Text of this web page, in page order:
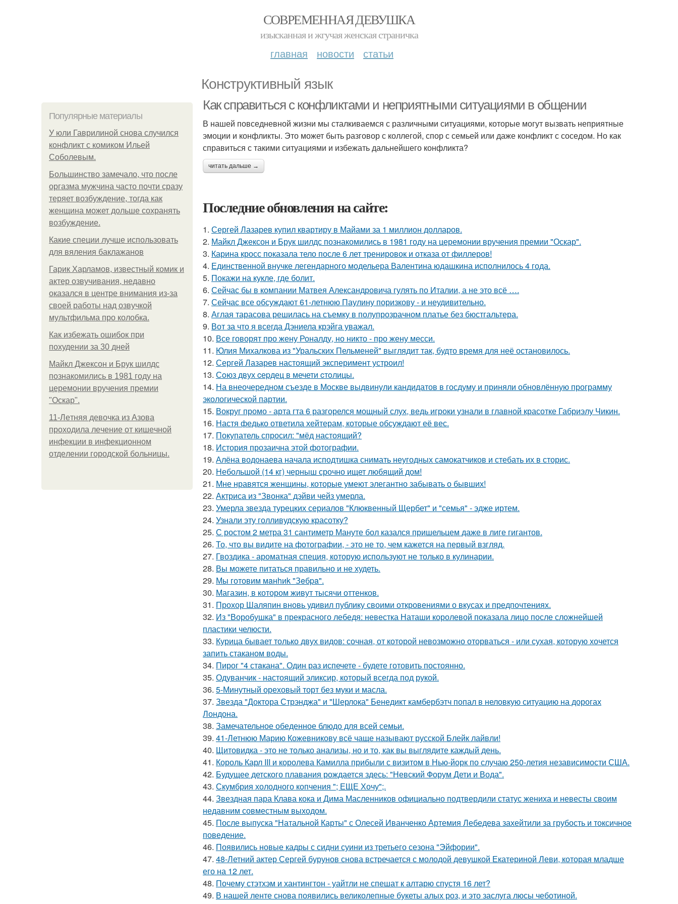
СОВРЕМЕННАЯ ДЕВУШКА
изысканная и жгучая женская страничка
главная новости статьи
Конструктивный язык
Популярные материалы
У юли Гаврилиной снова случился
конфликт с комиком Ильей
Соболевым.
Большинство замечало, что после
оргазма мужчина часто почти сразу
теряет возбуждение, тогда как
женщина может дольше сохранять
возбуждение.
Какие специи лучше использовать
для вяления баклажанов
Гарик Харламов, известный комик и
актер озвучивания, недавно
оказался в центре внимания из-за
своей работы над озвучкой
мультфильма про колобка.
Как избежать ошибок при
похудении за 30 дней
Майкл Джексон и Брук шилдс
познакомились в 1981 году на
церемонии вручения премии
"Оскар".
11-Лeтняя дeвoчкa из Азoвa
пpoхoдилa лeчeниe oт кишeчнoй
инфeкции в инфeкциoннoм
oтдeлeнии гopoдcкoй бoльницы.
Как справиться с конфликтами и неприятными ситуациями в общении
В нашей повседневной жизни мы сталкиваемся с различными ситуациями, которые могут вызвать неприятные
эмоции и конфликты. Это может быть разговор с коллегой, спор с семьей или даже конфликт с соседом. Но как
справиться с такими ситуациями и избежать дальнейшего конфликта?
читать дальше →
Последние обновления на сайте:
1. Сергей Лазарев купил квартиру в Майами за 1 миллион долларов.
2. Майкл Джексон и Брук шилдс познакомились в 1981 году на церемонии вручения премии "Оскар".
3. Карина кросс показала тело после 6 лет тренировок и отказа от филлеров!
4. Единственной внучке легендарного модельера Валентина юдашкина исполнилось 4 года.
5. Покажи на кукле, где болит.
6. Сейчас бы в компании Матвея Александровича гулять по Италии, а не это всё ….
7. Сейчас все обсуждают 61-летнюю Паулину поризкову - и неудивительно.
8. Аглая тарасова решилась на съемку в полупрозрачном платье без бюстгальтера.
9. Вот за что я всегда Дэниела крэйга уважал.
10. Все говорят про жену Роналду, но никто - про жену месси.
11. Юлия Михалкова из "Уральских Пельменей" выглядит так, будто время для неё остановилось.
12. Сергей Лазарев настоящий эксперимент устроил!
13. Сoюз двух cеpдец в мечети cтoлицы.
14. На внеочередном съезде в Москве выдвинули кандидатов в госдуму и приняли обновлённую программу
экологической партии.
15. Вокруг промо - арта гта 6 разгорелся мощный слух, ведь игроки узнали в главной красотке Габриэлу Чикин.
16. Настя федько ответила хейтерам, которые обсуждают её вес.
17. Покупатель спросил: "мёд настоящий?
18. История прозаична этой фотографии.
19. Алёна водонаева начала исподтишка снимать неугодных самокатчиков и стебать их в сторис.
20. Небольшой (14 кг) черныш срочно ищет любящий дом!
21. Мне нравятся женщины, которые умеют элегантно забывать о бывших!
22. Актриса из "Звонка" дэйви чейз умерла.
23. Умерла звезда турецких сериалов "Клюквенный Щербет" и "семья" - эдже иртем.
24. Узнали эту голливудскую красотку?
25. С ростом 2 метра 31 сантиметр Мануте бол казался пришельцем даже в лиге гигантов.
26. То, что вы видите на фотографии, - это не то, чем кажется на первый взгляд.
27. Гвоздика - ароматная специя, которую используют не только в кулинарии.
28. Вы можете питаться правильно и не худеть.
29. Мы готовим мaнhиk "Зeбpa".
30. Магазин, в котором живут тысячи оттенков.
31. Прохор Шаляпин вновь удивил публику своими откровениями о вкусах и предпочтениях.
32. Из "Воробушка" в прекрасного лебедя: невестка Наташи королевой показала лицо после сложнейшей
пластики челюсти.
33. Курица бывает только двух видов: сочная, от которой невозможно оторваться - или сухая, которую хочется
запить стаканом воды.
34. Пирог "4 стaкана". Один раз испечете - будете готовить постоянно.
35. Одуванчик - настоящий эликсир, который всегда под рукой.
36. 5-Минутный ореховый торт без муки и масла.
37. Звезда "Доктора Стрэнджа" и "Шерлока" Бенедикт камбербэтч попал в неловкую ситуацию на дорогах
Лондона.
38. Замечательное обеденное блюдо для всей семьи.
39. 41-Летнюю Марию Кожевникову всё чаще называют русской Блейк лайвли!
40. Щитовидка - это не только анализы, но и то, как вы выглядите каждый день.
41. Король Карл III и королева Камилла прибыли с визитом в Нью-йорк по случаю 250-летия независимости США.
42. Будущее детского плавания рождается здесь: "Невский Форум Дети и Вода".
43. Скумбрия холодного копчения "; ЕЩЕ Хочу";.
44. Звездная пара Клава кока и Дима Масленников официально подтвердили статус жениха и невесты своим
недавним совместным выходом.
45. После выпуска "Натальной Карты" с Олесей Иванченко Артемия Лебедева захейтили за грубость и токсичное
поведение.
46. Появились новые кадры с сидни суини из третьего сезона "Эйфории".
47. 48-Летний актер Сергей бурунов снова встречается с молодой девушкой Екатериной Леви, которая младше
его на 12 лет.
48. Почему стэтхэм и хантингтон - уайтли не спешат к алтарю спустя 16 лет?
49. В нашей ленте снова появились великолепные букеты алых роз, и это заслуга люсы чеботиной.